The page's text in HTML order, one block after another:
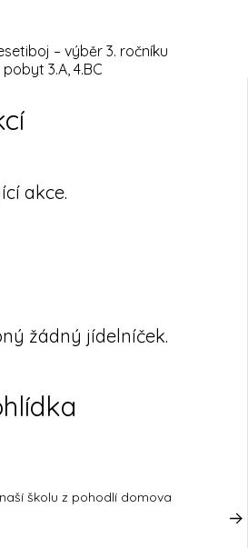
– výběr 3. ročníku
3.A, 4.BC
akce.
žádný jídelníček.
školu z pohodlí domova